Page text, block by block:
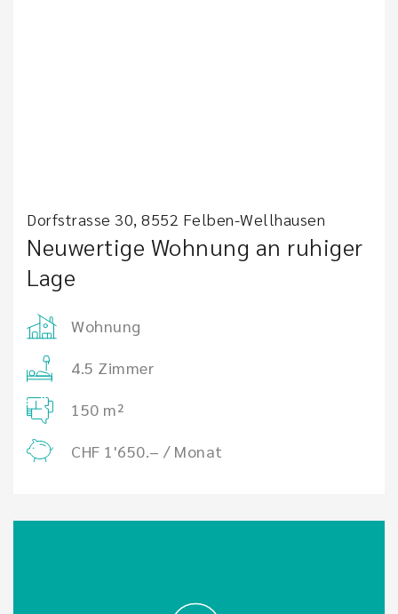
Dorfstrasse 30, 8552 Felben-Wellhausen
Neuwertige Wohnung an ruhiger
Lage
Wohnung
4.5 Zimmer
150 m²
CHF 1'650.– / Monat